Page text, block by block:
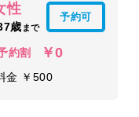
性
歳 まで
予約可
約割 ￥0
金 ￥500